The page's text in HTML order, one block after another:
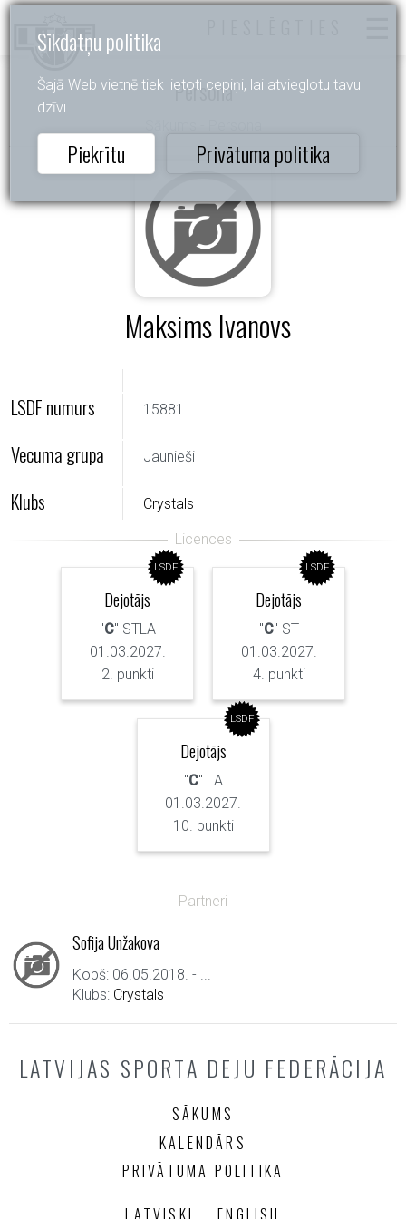
Sīkdatņu politika
Šajā Web vietnē tiek lietoti cepiņi, lai atvieglotu tavu
dzīvi.
Piekrītu Privātuma politika
Persona
Maksims Ivanovs
LSDF numurs 15881
Vecuma grupa Jaunieši
Klubs Crystals
LSDF
Dejotājs
"C" STLA
01.03.2027.
2. punkti
LSDF
Dejotājs
"C" ST
01.03.2027.
4. punkti
LSDF
Dejotājs
"C" LA
01.03.2027.
10. punkti
Sofija Unžakova
Kopš: 06.05.2018. - ...
Klubs: Crystals
LATVIJAS SPORTA DEJU FEDERĀCIJA
SĀKUMS
KALENDĀRS
PRIVĀTUMA POLITIKA
LATVISKI ENGLISH